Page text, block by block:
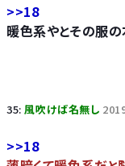
>>18
暖色系やとその服
35:風吹けば名無し
>>18